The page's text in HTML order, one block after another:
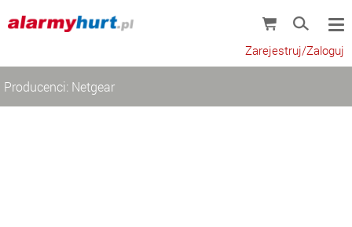
Zarejestruj/Zaloguj
Producenci: Netgear